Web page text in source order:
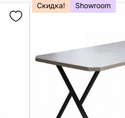
Скидка! Showroom